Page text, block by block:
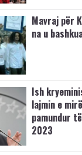
Mavraj për
na u
Ish
lajmin e
pamundur
2023